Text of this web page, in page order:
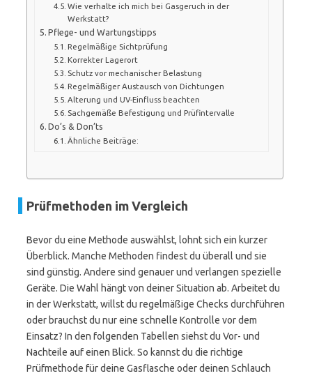
Wie verhalte ich mich bei Gasgeruch in der
Werkstatt?
Pflege- und Wartungstipps
Regelmäßige Sichtprüfung
Korrekter Lagerort
Schutz vor mechanischer Belastung
Regelmäßiger Austausch von Dichtungen
Alterung und UV-Einfluss beachten
Sachgemäße Befestigung und Prüfintervalle
Do’s & Don’ts
Ähnliche Beiträge:
Prüfmethoden im Vergleich
Bevor du eine Methode auswählst, lohnt sich ein kurzer
Überblick. Manche Methoden findest du überall und sie
sind günstig. Andere sind genauer und verlangen spezielle
Geräte. Die Wahl hängt von deiner Situation ab. Arbeitet du
in der Werkstatt, willst du regelmäßige Checks durchführen
oder brauchst du nur eine schnelle Kontrolle vor dem
Einsatz? In den folgenden Tabellen siehst du Vor- und
Nachteile auf einen Blick. So kannst du die richtige
Prüfmethode für deine Gasflasche oder deinen Schlauch